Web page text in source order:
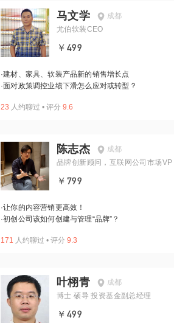
马文学
成都
尤伯软装CEO
￥499
·建材、家具、软装产品新的销售增长点
·面对政策调控业绩下滑怎么应对或转型？
23 人约聊过 • 评分 9.6
陈志杰
成都
品牌创新顾问，互联网公司市场VP
￥799
·让你的内容营销更高效！
·初创公司该如何创建与管理“品牌”？
171 人约聊过 • 评分 9.3
叶栩青
成都
博士 硕导 投资基金副总经理
￥499